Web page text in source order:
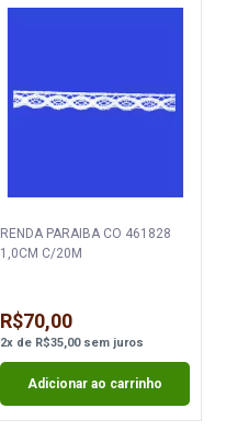
RENDA PARAIBA CO 461828
1,0CM C/20M
R$70,00
2xde R$35,00sem juros
Adicionar ao carrinho